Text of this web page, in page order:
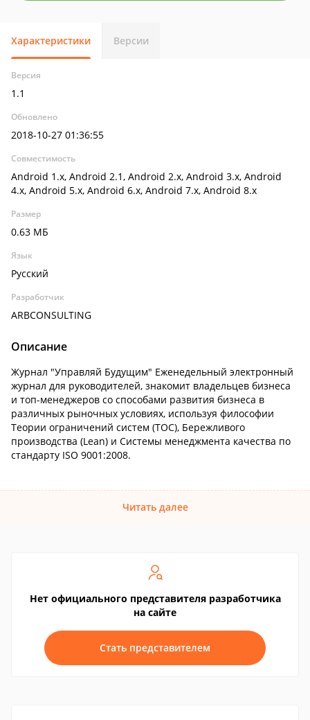
Характеристики Версии
Версия
1.1
Обновлено
2018-10-27 01:36:55
Совместимость
Android 1.x, Android 2.1, Android 2.x, Android 3.x, Android
4.x, Android 5.x, Android 6.x, Android 7.x, Android 8.x
Размер
0.63 МБ
Язык
Русский
Разработчик
ARBCONSULTING
Описание
Журнал "Управляй Будущим" Еженедельный электронный
журнал для руководителей, знакомит владельцев бизнеса
и топ-менеджеров со способами развития бизнеса в
различных рыночных условиях, используя философии
Теории ограничений систем (ТОС), Бережливого
производства (Lean) и Системы менеджмента качества по
стандарту ISO 9001:2008.
Читать далее
Нет официального представителя разработчика
на сайте
Стать представителем